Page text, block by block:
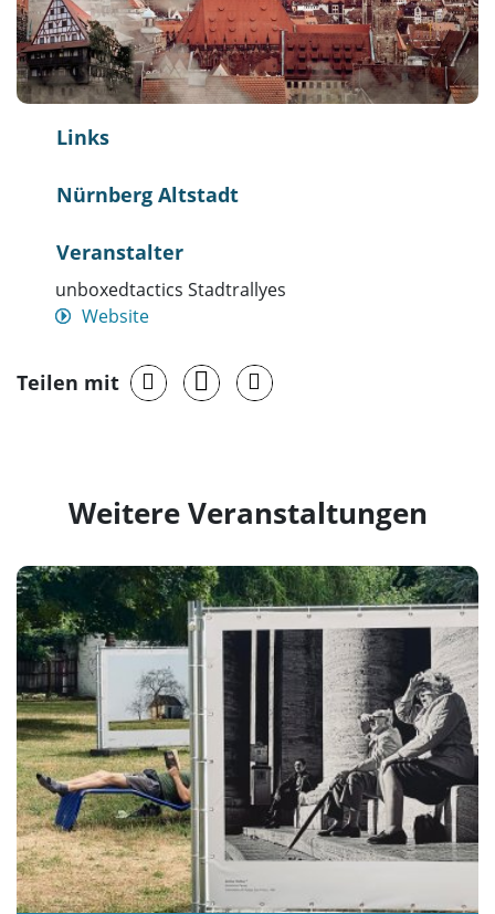
Links
Nürnberg Altstadt
Veranstalter
unboxedtactics Stadtrallyes
Website
Teilen mit
Weitere Veranstaltungen